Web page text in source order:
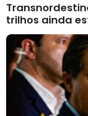
trilhos ainda